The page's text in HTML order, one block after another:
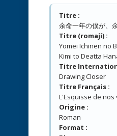
Titre :
余命一年の僕が、
Titre (romaji) :
Yomei Ichinen no
Kimi to Deatta
Titre
Drawing Closer
Titre Français :
L'Esquisse de nos
Origine :
Roman
Format :